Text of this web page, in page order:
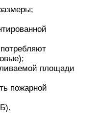
площади
пожарной